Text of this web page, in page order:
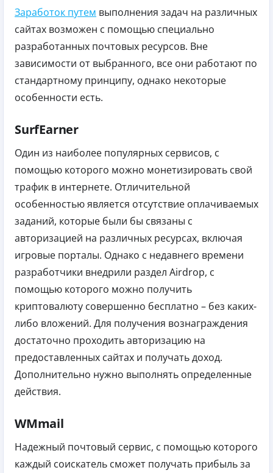
Заработок путем выполнения задач на различных
сайтах возможен с помощью специально
разработанных почтовых ресурсов. Вне
зависимости от выбранного, все они работают по
стандартному принципу, однако некоторые
особенности есть.
SurfEarner
Один из наиболее популярных сервисов, с
помощью которого можно монетизировать свой
трафик в интернете. Отличительной
особенностью является отсутствие оплачиваемых
заданий, которые были бы связаны с
авторизацией на различных ресурсах, включая
игровые порталы. Однако с недавнего времени
разработчики внедрили раздел Airdrop, с
помощью которого можно получить
криптовалюту совершенно бесплатно – без каких-
либо вложений. Для получения вознаграждения
достаточно проходить авторизацию на
предоставленных сайтах и получать доход.
Дополнительно нужно выполнять определенные
действия.
WMmail
Надежный почтовый сервис, с помощью которого
каждый соискатель сможет получать прибыль за